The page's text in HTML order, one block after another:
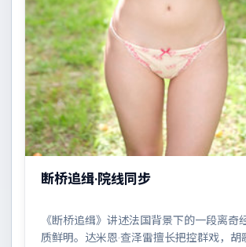
断桥追缉·院线同步
《断桥追缉》讲述法国背景下的一段离奇
质鲜明。达米恩·查泽雷擅长把控群戏，胡